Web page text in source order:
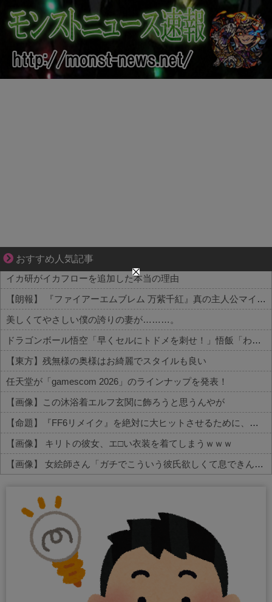
おすすめ人気記事
好青年の片思いが壊れていくまで
イカ研がイカフローを追加した本当の理由
【朗報】 『ファイアーエムブレム 万紫千紅』真の主人公マイユニはキャラメイクが可能
美しくてやさしい僕の誇りの妻が………。
ドラゴンボール悟空「早くセルにトドメを刺せ！」悟飯「わかりましたお父さん」←これｗｗｗ
【東方】残無様の奥様はお綺麗でスタイルも良い
任天堂が「gamescom 2026」のラインナップを発表！
【画像】この沐浴着エルフ玄関に飾ろうと思うんやが
【命題】『FF6リメイク』を絶対に大ヒットさせるために、付け加えるべき要素
【画像】 キリトの彼女、エ□い衣装を着てしまうｗｗｗ
【画像】 女絵師さん「ガチでこういう彼氏欲しくて息できん」→2000万view